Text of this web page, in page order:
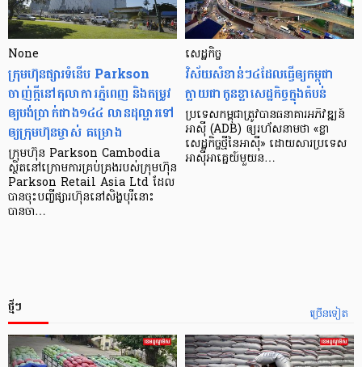
None
ក្រុមហ៊ុនផ្សារទំនើប Parkson
ចាញ់ក្ដីនៅតុលាការភ្នំពេញ និងតម្រូវ
ឲ្យបង់ប្រាក់ជាង១៤៤ លានដុល្លារទៅ
ឲ្យក្រុមហ៊ុនម្ចាស់ គម្រោង
ក្រុមហ៊ុន Parkson Cambodia
ស្ថិតនៅក្រោមការគ្រប់គ្រងរបស់ក្រុមហ៊ុន
Parkson Retail Asia Ltd ដែល
បានចុះបញ្ចីផ្សារហ៊ុននៅសិង្ហបុរីនោះ
បានចា…
សេដ្ឋកិច្ច​
វិស័យ​សំខាន់ៗ​៤​ដែល​ធ្វើ​ឲ្យ​កម្ពុជា​
ក្លាយ​ជា​កូន​ខ្លា​សេដ្ឋកិច្ច​ក្នុង​តំបន់
ប្រទេស​កម្ពុជា​ត្រូវ​បាន​ធនាគារ​អភិវឌ្ឍន៍​
អាស៊ី (ADB) ឲ្យ​រហ័ស​នាមថា «ខ្លា​
សេដ្ឋកិច្ច​ថ្មី​នៃ​អាស៊ី» ដោយសារ​ប្រទេស​
អាស៊ី​អាគ្នេយ៍​មួយ​ន…
ច្រើនទៀត
ថ្មីៗ